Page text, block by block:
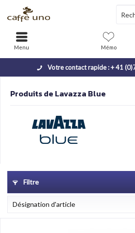
Votre contact rapide : + 41
Mémo
Menu
Produits de Lavazza Blue
Filtre